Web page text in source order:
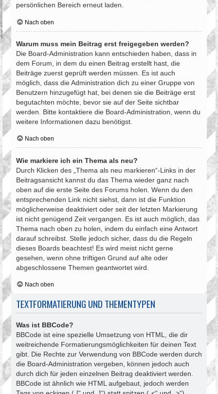
persönlichen Bereich erneut laden.
Nach oben
Warum muss mein Beitrag erst freigegeben werden?
Die Board-Administration kann entschieden haben, dass in
dem Forum, in dem du einen Beitrag erstellt hast, die
Beiträge zuerst geprüft werden müssen. Es ist auch
möglich, dass die Administration dich zu einer Gruppe von
Benutzern hinzugefügt hat, bei denen sie die Beiträge erst
begutachten möchte, bevor sie auf der Seite sichtbar
werden. Bitte kontaktiere die Board-Administration, wenn du
weitere Informationen dazu benötigst.
Nach oben
Wie markiere ich ein Thema als neu?
Durch Klicken des „Thema als neu markieren“-Links in der
Beitragsansicht kannst du das Thema wieder ganz nach
oben auf die erste Seite des Forums holen. Wenn du den
entsprechenden Link nicht siehst, dann ist die Funktion
möglicherweise deaktiviert oder seit der letzten Markierung
ist nicht genügend Zeit vergangen. Es ist auch möglich, das
Thema nach oben zu holen, indem du einfach eine Antwort
darauf schreibst. Stelle jedoch sicher, dass du die Regeln
dieses Boards beachtest! Es wird meist nicht gerne
gesehen, wenn ohne triftigen Grund auf alte oder
abgeschlossene Themen geantwortet wird.
Nach oben
TEXTFORMATIERUNG UND THEMENTYPEN
Was ist BBCode?
BBCode ist eine spezielle Umsetzung von HTML, die dir
weitreichende Formatierungsmöglichkeiten für deinen Text
gibt. Die Rechte zur Verwendung von BBCode werden durch
die Board-Administration vergeben, können jedoch auch
durch dich für jeden einzelnen Beitrag deaktiviert werden.
BBCode ist ähnlich wie HTML aufgebaut, jedoch werden